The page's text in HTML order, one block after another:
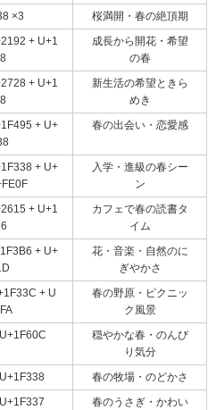
×3
桜満開・春の絶頂期
+ U+1
成長から開花・希望
の春
+ U+1
新生活の希望ときら
めき
+ U+
春の出会い・恋愛感
+ U+
入学・進級の春シー
ン
+ U+1
カフェで春の読書タ
イム
+ U+
花・音楽・自然のに
ぎやかさ
+ U
春の野原・ピクニッ
ク風景
穏やかな春・のんび
り気分
春の牧場・のどかさ
春のうさぎ・かわい